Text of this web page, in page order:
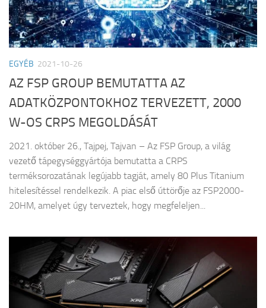
EGYÉB 2021-10-26
AZ FSP GROUP BEMUTATTA AZ
ADATKÖZPONTOKHOZ TERVEZETT, 2000
W-OS CRPS MEGOLDÁSÁT
2021. október 26., Tajpej, Tajvan – Az FSP Group, a világ
vezető tápegységgyártója bemutatta a CRPS
terméksorozatának legújabb tagját, amely 80 Plus Titanium
hitelesítéssel rendelkezik. A piac első úttörője az FSP2000-
20HM, amelyet úgy terveztek, hogy megfeleljen...